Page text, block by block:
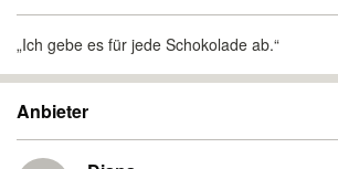
„Ich gebe es für jede Schokolade ab.“
Anbieter